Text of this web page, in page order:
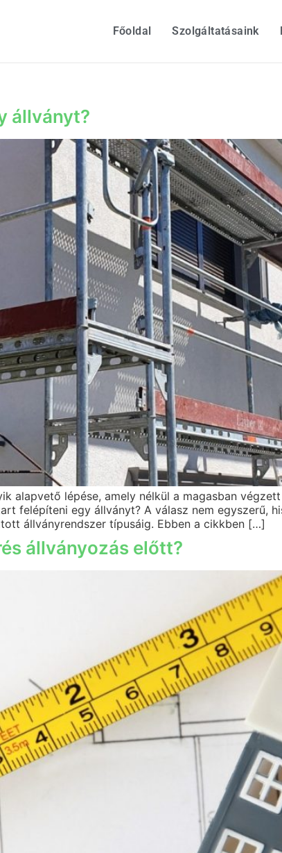
Főoldal Szolgáltatásaink
állványt?
alapvető lépése, amely nélkül a magasban
felépíteni egy állványt? A válasz nem egyszerű,
állványrendszer típusáig. Ebben a cikkben […]
állványozás előtt?